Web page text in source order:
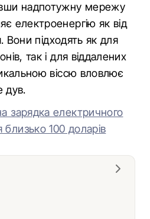
надпотужну мережу
електроенергію як від
Вони підходять як для
так і для віддалених
віссю вловлює
дув.
зарядка електричного
100 доларів